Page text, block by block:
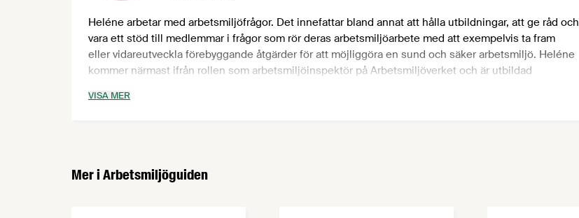
Heléne arbetar med arbetsmiljöfrågor. Det innefattar bland annat att hålla utbildningar, att ge råd och
vara ett stöd till medlemmar i frågor som rör deras arbetsmiljöarbete med att exempelvis ta fram
eller vidareutveckla förebyggande åtgärder för att möjliggöra en sund och säker arbetsmiljö. Heléne
kommer närmast ifrån rollen som arbetsmiljöinspektör på Arbetsmiljöverket och är utbildad
VISA MER
Mer i Arbetsmiljöguiden